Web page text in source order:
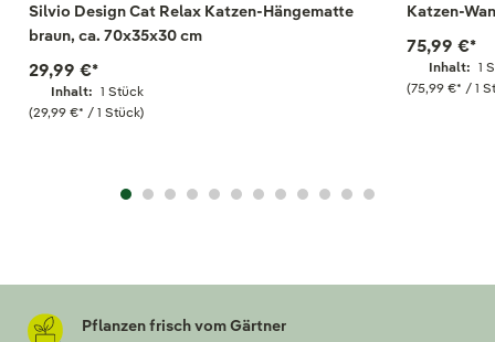
Silvio Design Cat Relax Katzen-Hängematte
braun, ca. 70x35x30 cm
Inhalt: 1 Stück
(29,99 €* / 1 Stück)
29,99 €*
Katzen-
Inhalt: 1
(75,99 €* / 1
75,99 €*
Pflanzen frisch vom Gärtner